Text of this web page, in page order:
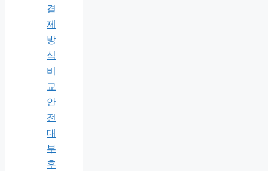
결
제
방
식
비
교
안
전
대
부
후